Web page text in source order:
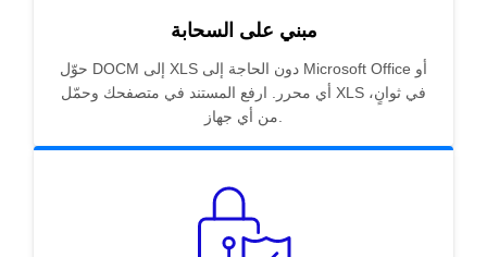
مبني على السحابة
حوّل DOCM إلى XLS دون الحاجة إلى Microsoft Office أو
أي محرر. ارفع المستند في متصفحك وحمّل XLS في ثوانٍ،
من أي جهاز.